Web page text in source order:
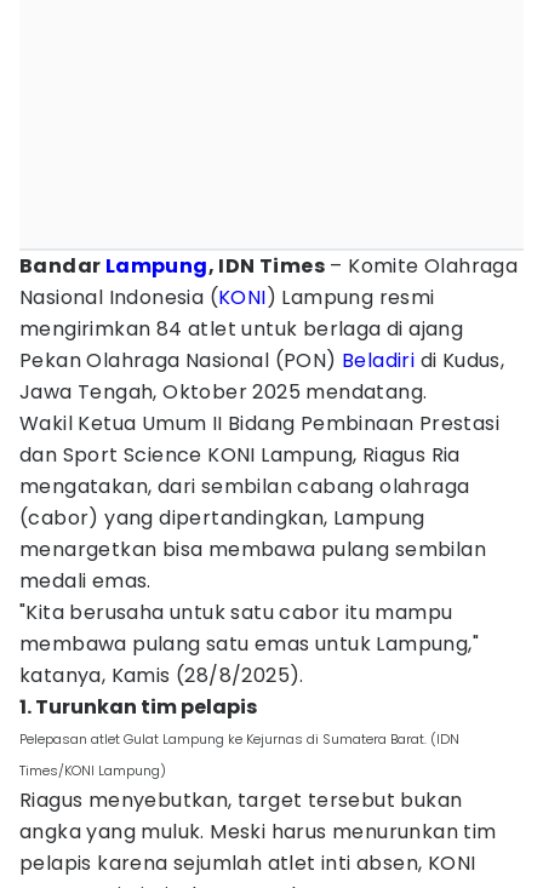
Bandar Lampung, IDN Times – Komite Olahraga
Nasional Indonesia (KONI) Lampung resmi
mengirimkan 84 atlet untuk berlaga di ajang
Pekan Olahraga Nasional (PON) Beladiri di Kudus,
Jawa Tengah, Oktober 2025 mendatang.
Wakil Ketua Umum II Bidang Pembinaan Prestasi
dan Sport Science KONI Lampung, Riagus Ria
mengatakan, dari sembilan cabang olahraga
(cabor) yang dipertandingkan, Lampung
menargetkan bisa membawa pulang sembilan
medali emas.
"Kita berusaha untuk satu cabor itu mampu
membawa pulang satu emas untuk Lampung,"
katanya, Kamis (28/8/2025).
1. Turunkan tim pelapis
Pelepasan atlet Gulat Lampung ke Kejurnas di Sumatera Barat. (IDN
Times/KONI Lampung)
Riagus menyebutkan, target tersebut bukan
angka yang muluk. Meski harus menurunkan tim
pelapis karena sejumlah atlet inti absen, KONI